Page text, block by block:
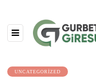
UNCATEGORIZED